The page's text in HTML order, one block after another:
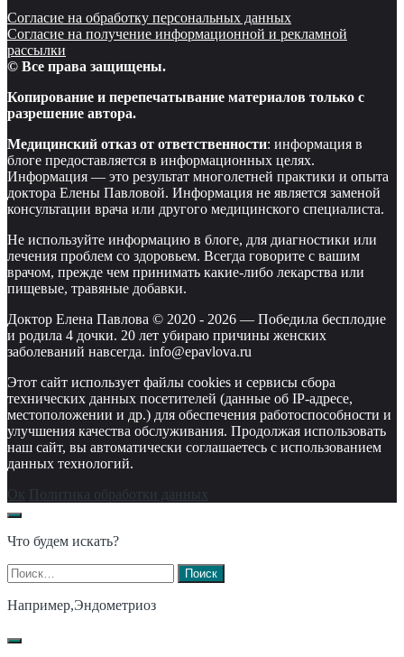
Согласие на обработку персональных данных
Согласие на получение информационной и рекламной
рассылки
© Все права защищены.
Копирование и перепечатывание материалов только с
разрешение автора.
Медицинский отказ от ответственности: информация в
блоге предоставляется в информационных целях.
Информация — это результат многолетней практики и опыта
доктора Елены Павловой. Информация не является заменой
консультации врача или другого медицинского специалиста.
Не используйте информацию в блоге, для диагностики или
лечения проблем со здоровьем. Всегда говорите с вашим
врачом, прежде чем принимать какие-либо лекарства или
пищевые, травяные добавки.
Доктор Елена Павлова © 2020 - 2026 — Победила бесплодие
и родила 4 дочки. 20 лет убираю причины женских
заболеваний навсегда. info@epavlova.ru
Этот сайт использует файлы cookies и сервисы сбора
технических данных посетителей (данные об IP-адресе,
местоположении и др.) для обеспечения работоспособности и
улучшения качества обслуживания. Продолжая использовать
наш сайт, вы автоматически соглашаетесь с использованием
данных технологий.
Ок Политика обработки данных
Что будем искать?
Найти:
Например,Эндометриоз